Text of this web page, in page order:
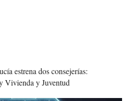
estrena dos consejerías:
Vivienda y Juventud